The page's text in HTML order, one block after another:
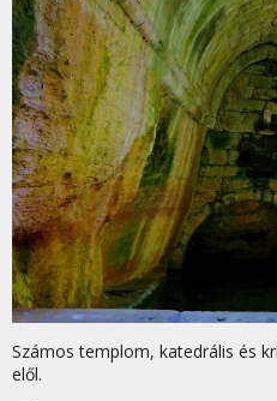
Számos templom, katedrális és
elől.